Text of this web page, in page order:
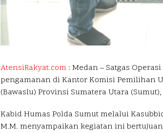
AtensiRakyat.com : Medan – Satgas
pengamanan di Kantor Komisi Pemilihan
(Bawaslu) Provinsi Sumatera Utara (Sumut),
Kabid Humas Polda Sumut melalui
M.M. menyampaikan kegiatan ini